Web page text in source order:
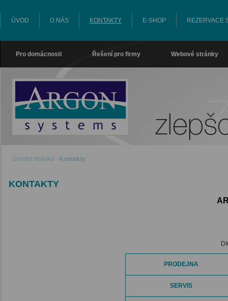
ÚVOD O NÁS KONTAKTY E-SHOP REZERVACE
Pro domácnosti Řešení pro firmy Webové stránky
ARGON SYSTEMS
Úvodní stránka - Kontakty
KONTAKTY
PRODEJNA
SERVIS